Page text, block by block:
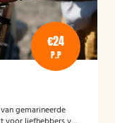
€24
P.P
gemarineerde